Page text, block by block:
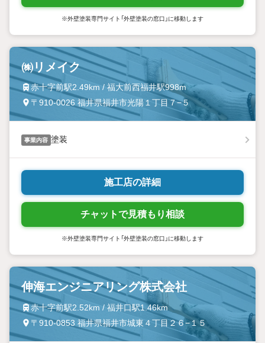
※外壁塗装専門サイト「外壁塗装の窓口」に移動します
㈱リメイク
赤十字前駅2.49km / 福大前西福井駅998m
〒910-0026 福井県福井市光陽１丁目７−５
事業内容 塗装
施工店の詳細
チャットで見積もり相談
※外壁塗装専門サイト「外壁塗装の窓口」に移動します
伸海エンジニアリング株式会社
赤十字前駅2.52km / 福井口駅1.46km
〒910-0853 福井県福井市城東４丁目２６−１５